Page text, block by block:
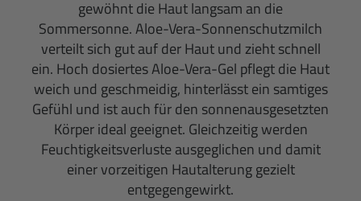
gewöhnt die Haut langsam an die
Sommersonne. Aloe-Vera-Sonnenschutzmilch
verteilt sich gut auf der Haut und zieht schnell
ein. Hoch dosiertes Aloe-Vera-Gel pflegt die Haut
weich und geschmeidig, hinterlässt ein samtiges
Gefühl und ist auch für den sonnenausgesetzten
Körper ideal geeignet. Gleichzeitig werden
Feuchtigkeitsverluste ausgeglichen und damit
einer vorzeitigen Hautalterung gezielt
entgegengewirkt.